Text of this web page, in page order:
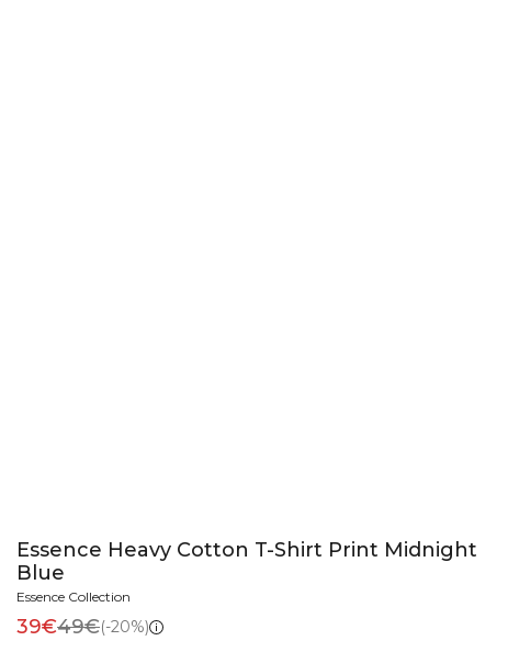
Essence Heavy Cotton T-Shirt Print Midnight
Blue
Essence Collection
39€49€(-20%)